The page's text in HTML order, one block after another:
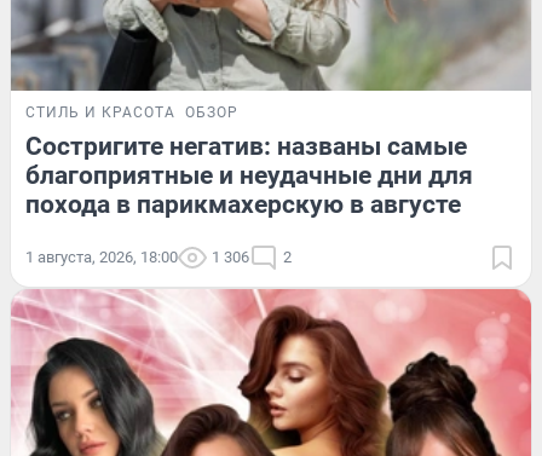
СТИЛЬ И КРАСОТА ОБЗОР
Состригите негатив: названы самые
благоприятные и неудачные дни для
похода в парикмахерскую в августе
1 августа, 2026, 18:00 1 306 2